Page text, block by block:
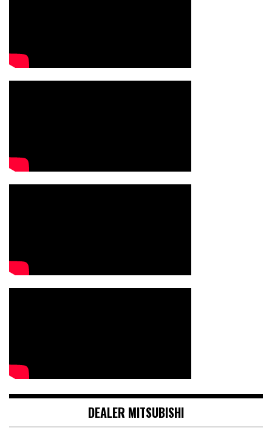
DEALER MITSUBISHI